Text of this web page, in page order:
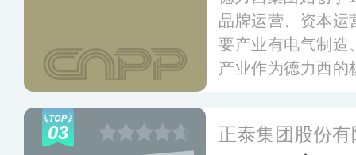
品牌运营、资本运
要产业有电气制造
产业作为德力西的
产业链，为全球用
03 正泰集团股份